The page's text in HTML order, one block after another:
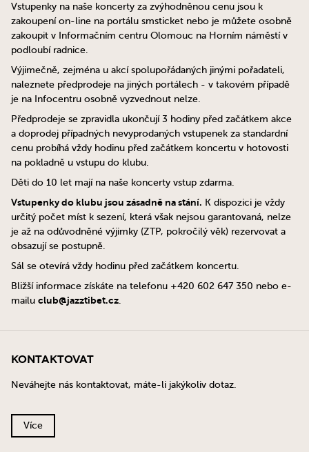
Vstupenky na naše koncerty za zvýhodněnou cenu jsou k
zakoupení on-line na portálu smsticket nebo je můžete osobně
zakoupit v Informačním centru Olomouc na Horním náměstí v
podloubí radnice.
Výjimečně, zejména u akcí spolupořádaných jinými pořadateli,
naleznete předprodeje na jiných portálech - v takovém případě
je na Infocentru osobně vyzvednout nelze.
Předprodeje se zpravidla ukončují 3 hodiny před začátkem akce
a doprodej případných nevyprodaných vstupenek za standardní
cenu probíhá vždy hodinu před začátkem koncertu v hotovosti
na pokladně u vstupu do klubu.
Děti do 10 let mají na naše koncerty vstup zdarma.
Vstupenky do klubu jsou zásadně na stání. K dispozici je vždy
určitý počet míst k sezení, která však nejsou garantovaná, nelze
je až na odůvodněné výjimky (ZTP, pokročilý věk) rezervovat a
obsazují se postupně.
Sál se otevírá vždy hodinu před začátkem koncertu.
Bližší informace získáte na telefonu +420 602 647 350 nebo e-
mailu club@jazztibet.cz.
Kontaktovat
Neváhejte nás kontaktovat, máte-li jakýkoliv dotaz.
Více